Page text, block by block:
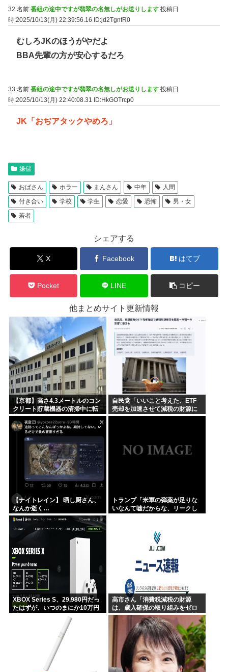
32 名前:番組の途中ですが翡翠の名無しがお送りします 投稿日
時:2025/10/13(月) 22:39:56.16
ID:jd2TgnfR0
むしろJKのほうがやだよ
BBA先輩の方が安心するだろ
33 名前:番組の途中ですが翡翠の名無しがお送りします 投稿日
時:2025/10/13(月) 22:40:08.31 ID:HkGOTrcp0
JK「おぢアタックやめろ」
嫌儲
おばさん ホラー まんさん 中年
人間
付き合い
学校 学生 恋愛 恐怖
男・女
若者
シェアする
X Facebook はてブ
Pocket LINE コピー
他まとめサイト更新情報
【京都】高さ4.3メートルのコン
クリート貯蔵機器の清掃中に転
落し男性死亡、伏見区の工場
自民党「いいこと考えた、ETF
売却を加速させて減税の財源に
しよう」
【ナイトレイン】 晒し厨さん、
なんか逝く…
トランプ「米軍の弾薬が足りな
いなんて嘘だからな、リークし
XBOX Series S、29,980円だっ
たはずが、いつのまにか10万円
高市さん「消費税減税の財源
は、歳入確保の取り組みをゼロ
ベースで進めることで十分に対
応できる」サナ、有能